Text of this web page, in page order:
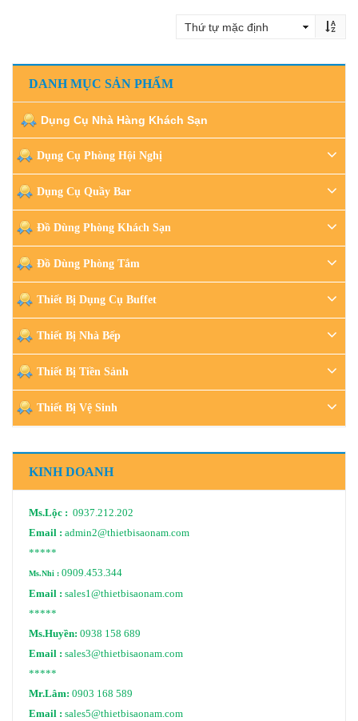
DANH MỤC SẢN PHẨM
Dụng Cụ Nhà Hàng Khách Sạn
Dụng Cụ Phòng Hội Nghị
Dụng Cụ Quầy Bar
Đồ Dùng Phòng Khách Sạn
Đồ Dùng Phòng Tắm
Thiết Bị Dụng Cụ Buffet
Thiết Bị Nhà Bếp
Thiết Bị Tiền Sảnh
Thiết Bị Vệ Sinh
KINH DOANH
Ms.Lộc : 0937.212.202
Email : admin2@thietbisaonam.com
*****
Ms.Nhi : 0909.453.344
Email : sales1@thietbisaonam.com
*****
Ms.Huyền: 0938 158 689
Email : sales3@thietbisaonam.com
*****
Mr.Lâm: 0903 168 589
Email : sales5@thietbisaonam.com